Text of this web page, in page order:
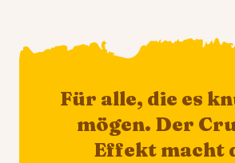
Für alle, die es
mögen. Der
Effekt macht